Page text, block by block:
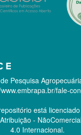
Pesquisa
fale-
está
-
4.0 Internacional.